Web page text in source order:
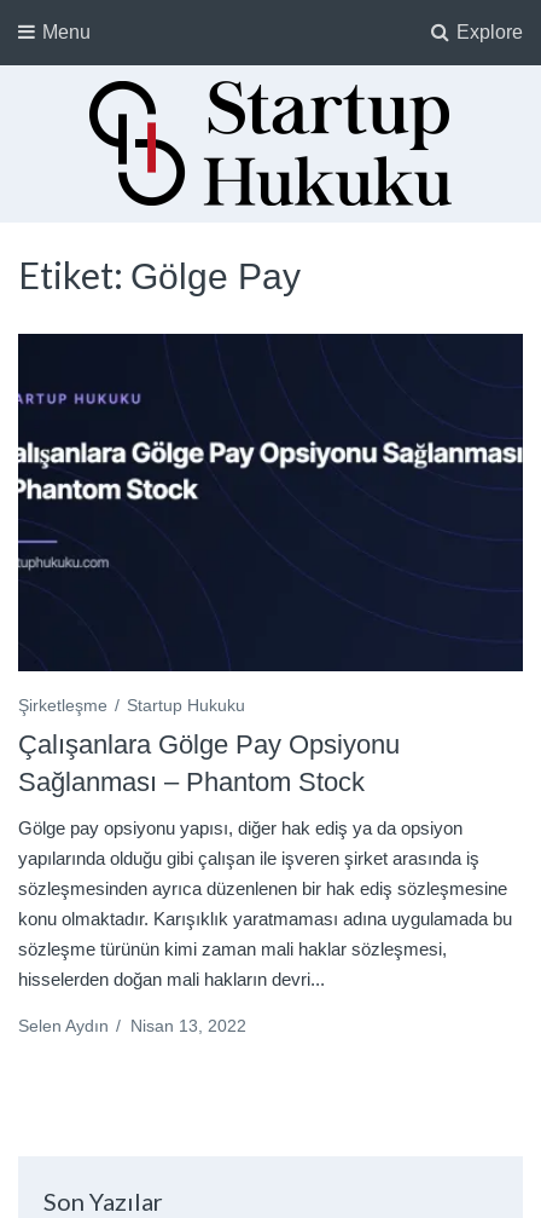
Explore
Menu
Etiket: Gölge Pay
Şirketleşme Startup Hukuku
Çalışanlara Gölge Pay Opsiyonu
Sağlanması – Phantom Stock
Gölge pay opsiyonu yapısı, diğer hak ediş ya da opsiyon
yapılarında olduğu gibi çalışan ile işveren şirket arasında iş
sözleşmesinden ayrıca düzenlenen bir hak ediş sözleşmesine
konu olmaktadır. Karışıklık yaratmaması adına uygulamada bu
sözleşme türünün kimi zaman mali haklar sözleşmesi,
hisselerden doğan mali hakların devri...
Selen Aydın / Nisan 13, 2022
Son Yazılar